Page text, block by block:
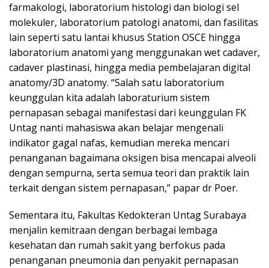
farmakologi, laboratorium histologi dan biologi sel
molekuler, laboratorium patologi anatomi, dan fasilitas
lain seperti satu lantai khusus Station OSCE hingga
laboratorium anatomi yang menggunakan wet cadaver,
cadaver plastinasi, hingga media pembelajaran digital
anatomy/3D anatomy. “Salah satu laboratorium
keunggulan kita adalah laboraturium sistem
pernapasan sebagai manifestasi dari keunggulan FK
Untag nanti mahasiswa akan belajar mengenali
indikator gagal nafas, kemudian mereka mencari
penanganan bagaimana oksigen bisa mencapai alveoli
dengan sempurna, serta semua teori dan praktik lain
terkait dengan sistem pernapasan,” papar dr Poer.
Sementara itu, Fakultas Kedokteran Untag Surabaya
menjalin kemitraan dengan berbagai lembaga
kesehatan dan rumah sakit yang berfokus pada
penanganan pneumonia dan penyakit pernapasan